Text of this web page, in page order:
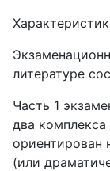
литературе
Часть 1
два
ориентирован
(или